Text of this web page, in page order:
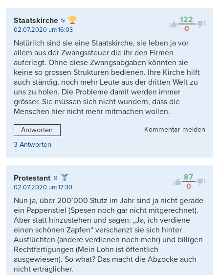
Kontrovers
122
0
Staatskirche
02.07.2020 um 16:03
Natürlich sind sie eine Staatskirche, sie leben ja vor
allem aus der Zwangssteuer die ihr den Firmen
auferlegt. Ohne diese Zwangsabgaben könnten sie
keine so grossen Strukturen bedienen. Ihre Kirche hilft
auch ständig, noch mehr Leute aus der dritten Welt zu
uns zu holen. Die Probleme damit werden immer
grösser. Sie müssen sich nicht wundern, dass die
Menschen hier nicht mehr mitmachen wollen.
Antworten
Kommentar melden
3 Antworten
87
0
Protestant
02.07.2020 um 17:30
Nun ja, über 200`000 Stutz im Jahr sind ja nicht gerade
ein Pappenstiel (Spesen noch gar nicht mitgerechnet).
Aber statt hinzustehen und sagen: „Ja, ich verdiene
einen schönen Zapfen“ verschanzt sie sich hinter
Ausflüchten (andere verdienen noch mehr) und billigen
Rechtfertigungen (Mein Lohn ist öffentlich
ausgewiesen). So what? Das macht die Abzocke auch
nicht erträglicher.